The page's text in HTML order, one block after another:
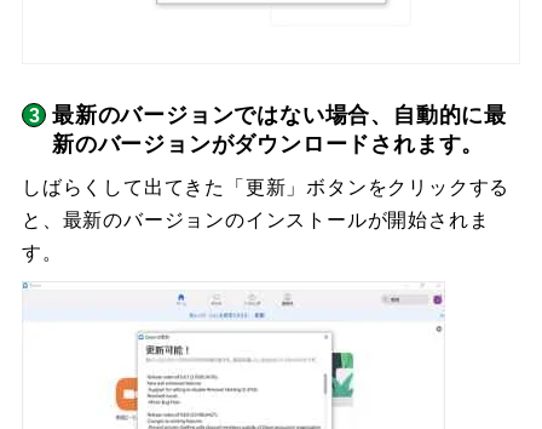
最新のバージョンではない場合、自動的に最
新のバージョンがダウンロードされます。
しばらくして出てきた「更新」ボタンをクリックする
と、最新のバージョンのインストールが開始されま
す。